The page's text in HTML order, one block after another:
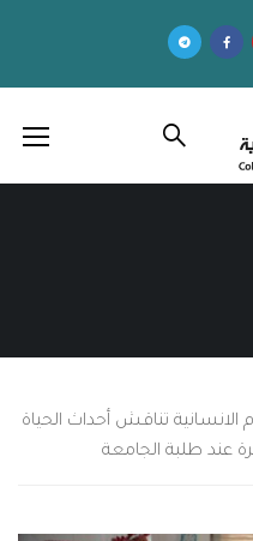
الانسانية تناقش أحداث الحياة
عند طلبة الجامعة